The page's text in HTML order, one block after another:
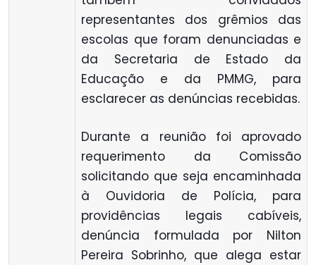
representantes dos grêmios das
escolas que foram denunciadas e
da Secretaria de Estado da
Educação e da PMMG, para
esclarecer as denúncias recebidas.
Durante a reunião foi aprovado
requerimento da Comissão
solicitando que seja encaminhada
à Ouvidoria de Polícia, para
providências legais cabíveis,
denúncia formulada por Nilton
Pereira Sobrinho, que alega estar